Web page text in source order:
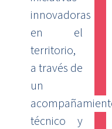
innovadoras
en el
territorio,
a través de
un
técnico y